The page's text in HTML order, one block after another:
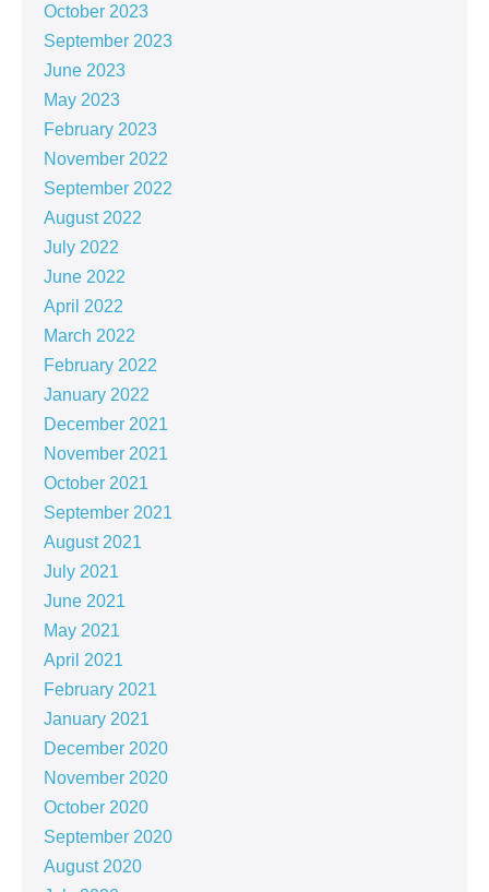
October 2023
September 2023
June 2023
May 2023
February 2023
November 2022
September 2022
August 2022
July 2022
June 2022
April 2022
March 2022
February 2022
January 2022
December 2021
November 2021
October 2021
September 2021
August 2021
July 2021
June 2021
May 2021
April 2021
February 2021
January 2021
December 2020
November 2020
October 2020
September 2020
August 2020